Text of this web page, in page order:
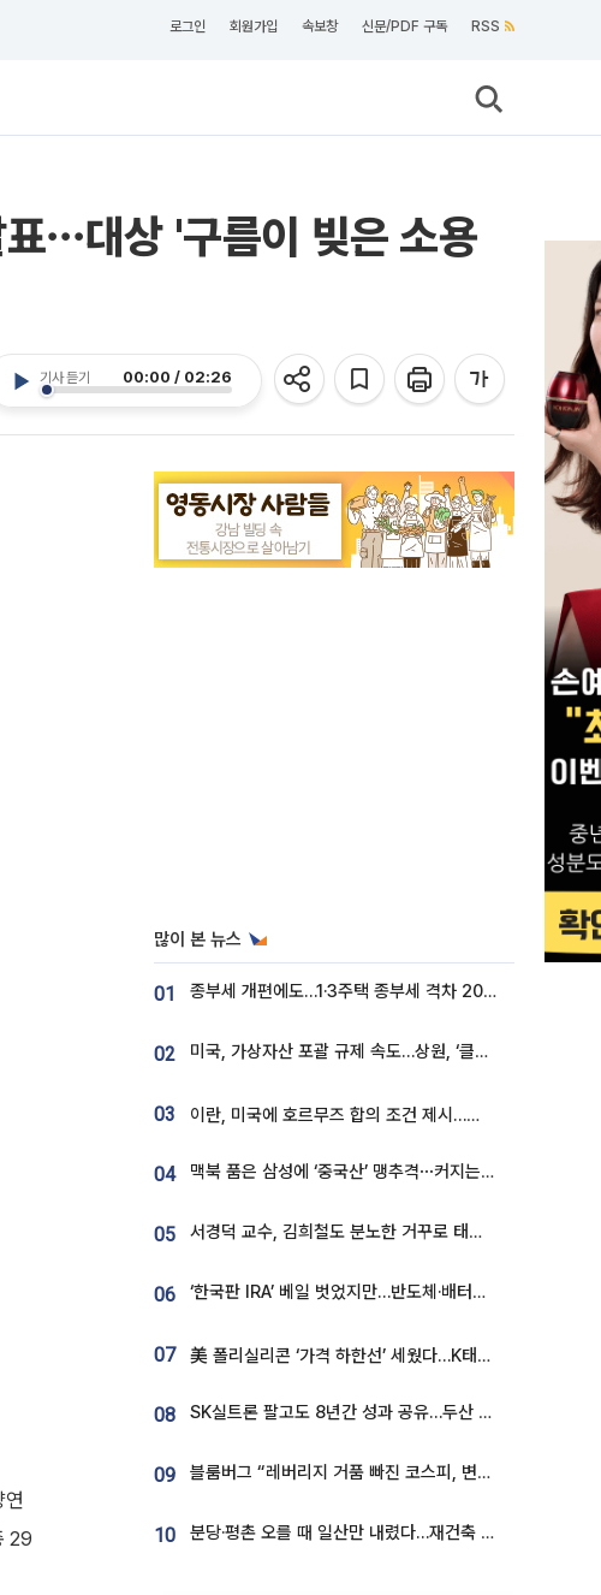
로그인 회원가입 속보창 신문/PDF 구독 RSS
⋯대상 '구름이 빚은 소용
기사 듣기 00:00 / 02:26
29
많이 본 뉴스
01 종부세 개편에도…1·3주택 종부세 격차 2028년부터 확대
02 미국, 가상자산 포괄 규제 속도…상원, ‘클래리티법’ 9월 절차투표 추진
03 이란, 미국에 호르무즈 합의 조건 제시…美 “경기 아직 안 끝나” [종합]
04 맥북 품은 삼성에 ‘중국산’ 맹추격⋯커지는 노트북 OLED 시장
05 서경덕 교수, 김희철도 분노한 거꾸로 태극기⋯"엉터리는 아냐, 아쉬울 뿐"
06 ‘한국판 IRA’ 베일 벗었지만…반도체·배터리 업계 “시행령이 관건”
07 美 폴리실리콘 ‘가격 하한선’ 세웠다…K태양광 수혜 기대
08 SK실트론 팔고도 8년간 성과 공유…두산 인수대금 2.3조가 끝 아냐
09 블룸버그 “레버리지 거품 빠진 코스피, 변동성 최악 국면 지났을 가능성”
10 분당·평촌 오를 때 일산만 내렸다…재건축 기대감도 ‘무색’